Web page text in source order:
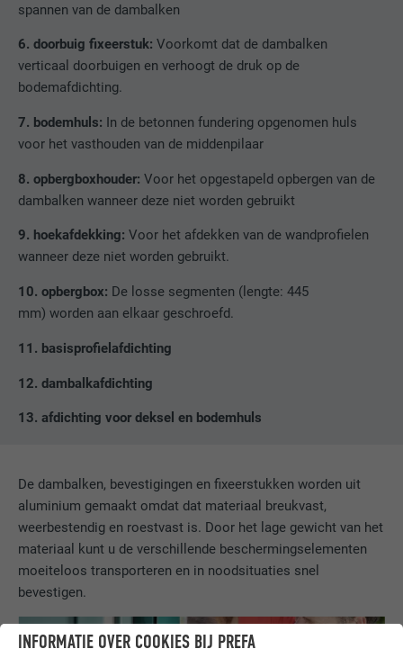
spannen van de dambalken
6. doorbuig fixeerstuk:Voorkomt dat de dambalken
verticaal doorbuigen en verhoogt de druk op de
bodemafdichting.
7. bodemhuls: In de betonnen fundering opgenomen huls
voor het vasthouden van de middenpilaar
8. opbergboxhouder:Voor het opgestapeld opbergen van de
dambalken wanneer deze niet worden gebruikt
9. hoekafdekking: Voor het afdekken van de wandprofielen
wanneer deze niet worden gebruikt.
10. opbergbox: De losse segmenten (lengte: 445
mm) worden aan elkaar geschroefd.
11. basisprofielafdichting
12. dambalkafdichting
13. afdichting voor deksel en bodemhuls
De dambalken, bevestigingen en fixeerstukken worden uit
aluminium gemaakt omdat dat materiaal breukvast,
weerbestendig en roestvast is. Door het lage gewicht van het
materiaal kunt u de verschillende beschermingselementen
moeiteloos transporteren en in noodsituaties snel
bevestigen.
INFORMATIE OVER COOKIES BIJ PREFA